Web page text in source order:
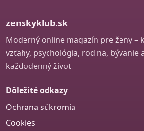
zenskyklub.sk
Moderný online magazín pre ženy –
vzťahy, psychológia, rodina, bývanie
každodenný život.
Dôležité odkazy
Ochrana súkromia
Cookies